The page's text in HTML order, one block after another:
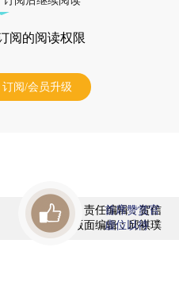
阅的阅读权限
订阅/会员升级
责任编辑：贺信
版面编辑：邱祺璞
首席赞赏官
虚位以待